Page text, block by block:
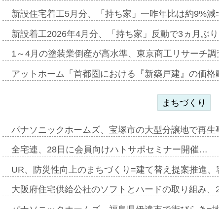
新設住宅着工5月分、「持ち家」一昨年比は約9%
新設着工2026年4月分、「持ち家」反動で3ヵ月ぶ
1～4月の塗装業倒産が高水準、東京商工リサーチ
アットホーム「首都圏における『新築戸建』の価
まちづくり
パナソニックホームズ、宝塚市の大型分譲地で再
全宅連、28日に会員向けハトサポセミナー開催…
UR、防災性向上のまちづくり=建て替え提案推進
大阪府住宅供給公社のソフトとハードの取り組み